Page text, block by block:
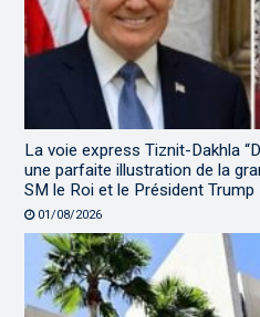
La voie express Tiznit-Dakhla
une parfaite illustration de la
SM le Roi et le Président Trump
01/08/2026